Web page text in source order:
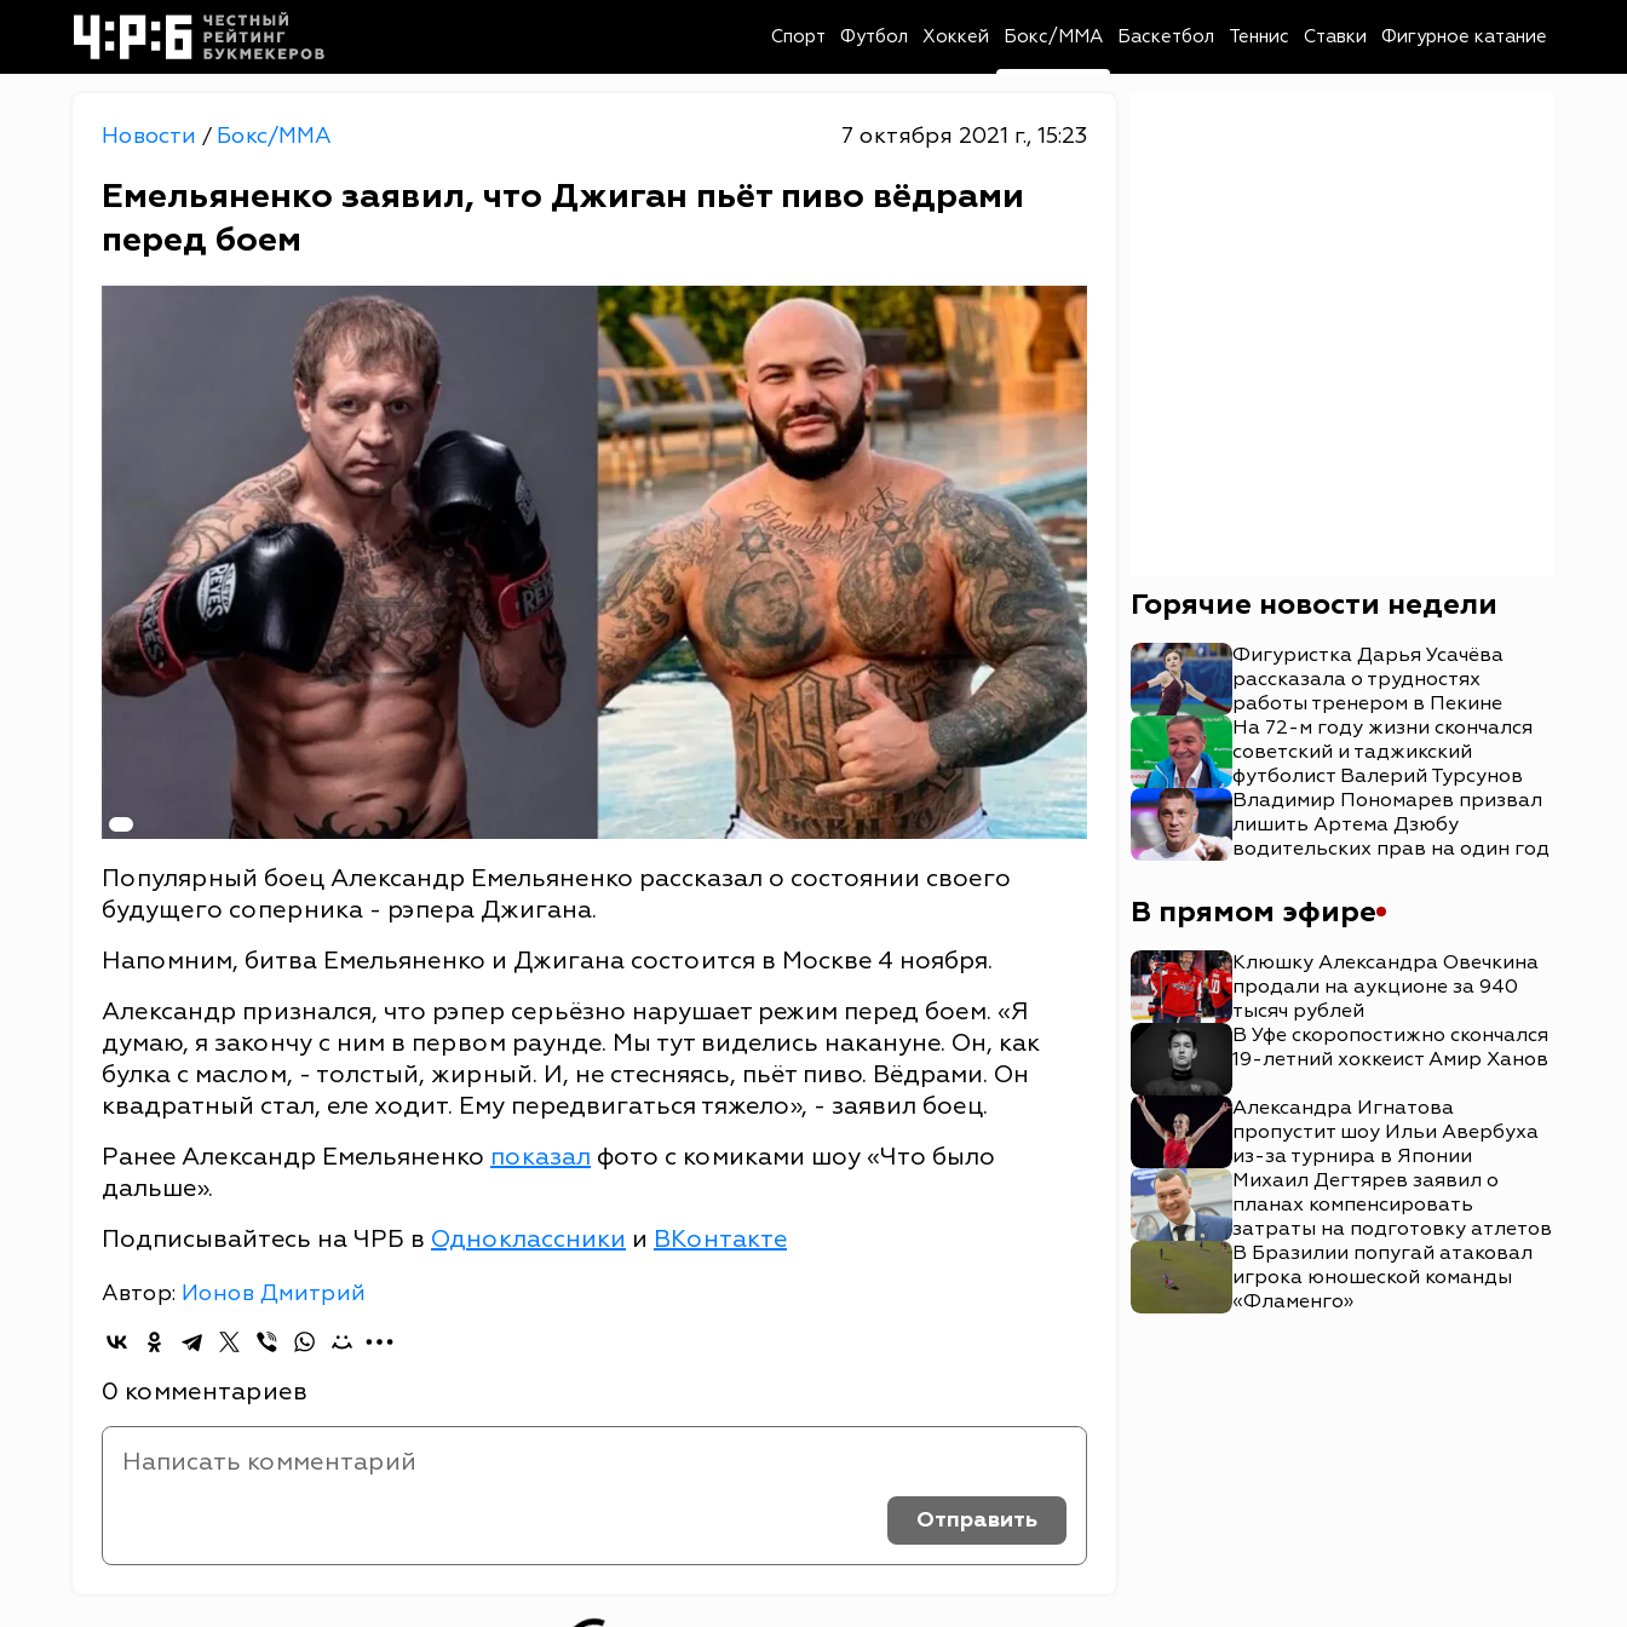
Спорт Футбол Хоккей Бокс/MMA Баскетбол Теннис Ставки Фигурное катание
Новости / Бокс/MMA 7 октября 2021 г., 15:23
Емельяненко заявил, что Джиган пьёт пиво вёдрами
перед боем
Популярный боец Александр Емельяненко рассказал о состоянии своего
будущего соперника - рэпера Джигана.
Напомним, битва Емельяненко и Джигана состоится в Москве 4 ноября.
Александр признался, что рэпер серьёзно нарушает режим перед боем. «Я
думаю, я закончу с ним в первом раунде. Мы тут виделись накануне. Он, как
булка с маслом, - толстый, жирный. И, не стесняясь, пьёт пиво. Вёдрами. Он
квадратный стал, еле ходит. Ему передвигаться тяжело», - заявил боец.
Ранее Александр Емельяненко показал фото с комиками шоу «Что было
дальше».
Подписывайтесь на ЧРБ в Одноклассники и ВКонтакте
Автор: Ионов Дмитрий
0 комментариев
Отправить
Горячие новости недели
Фигуристка Дарья Усачёва
рассказала о трудностях
работы тренером в Пекине
На 72-м году жизни скончался
советский и таджикский
футболист Валерий Турсунов
Владимир Пономарев призвал
лишить Артема Дзюбу
водительских прав на один год
В прямом эфире
Клюшку Александра Овечкина
продали на аукционе за 940
тысяч рублей
В Уфе скоропостижно скончался
19-летний хоккеист Амир Ханов
Александра Игнатова
пропустит шоу Ильи Авербуха
из-за турнира в Японии
Михаил Дегтярев заявил о
планах компенсировать
затраты на подготовку атлетов
В Бразилии попугай атаковал
игрока юношеской команды
«Фламенго»